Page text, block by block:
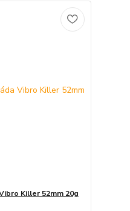
Killer 52mm 20g